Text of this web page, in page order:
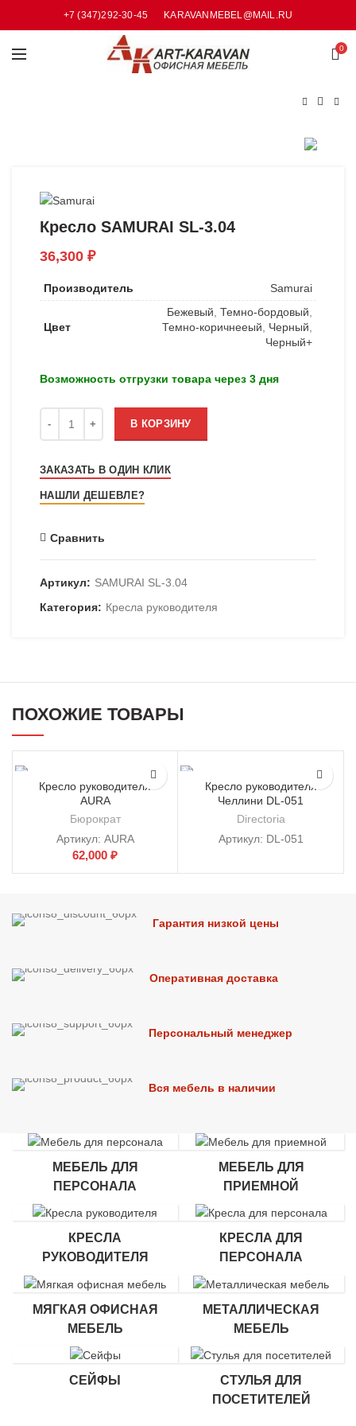
+7 (347)292-30-45 KARAVANMEBEL@MAIL.RU
0
Кресло SAMURAI SL-3.04
36,300 ₽
Производитель Samurai
Цвет
Бежевый, Темно-бордовый,
Темно-коричнееый, Черный,
Черный+
Возможность отгрузки товара через 3 дня
В КОРЗИНУ
ЗАКАЗАТЬ В ОДИН КЛИК
НАШЛИ ДЕШЕВЛЕ?
Сравнить
Артикул: SAMURAI SL-3.04
Категория: Кресла руководителя
ПОХОЖИЕ ТОВАРЫ
Кресло руководителя
AURA
Бюрократ
Артикул: AURA
62,000 ₽
Кресло руководителя
Челлини DL-051
Directoria
Артикул: DL-051
Гарантия низкой цены
Оперативная доставка
Персональный менеджер
Вся мебель в наличии
МЕБЕЛЬ ДЛЯ
ПЕРСОНАЛА
МЕБЕЛЬ ДЛЯ
ПРИЕМНОЙ
КРЕСЛА
РУКОВОДИТЕЛЯ
КРЕСЛА ДЛЯ
ПЕРСОНАЛА
МЯГКАЯ ОФИСНАЯ
МЕБЕЛЬ
МЕТАЛЛИЧЕСКАЯ
МЕБЕЛЬ
СЕЙФЫ
СТУЛЬЯ ДЛЯ
ПОСЕТИТЕЛЕЙ